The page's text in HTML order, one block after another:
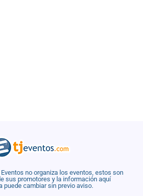
no organiza los eventos, estos son
sus promotores y la información aquí
puede cambiar sin previo aviso.